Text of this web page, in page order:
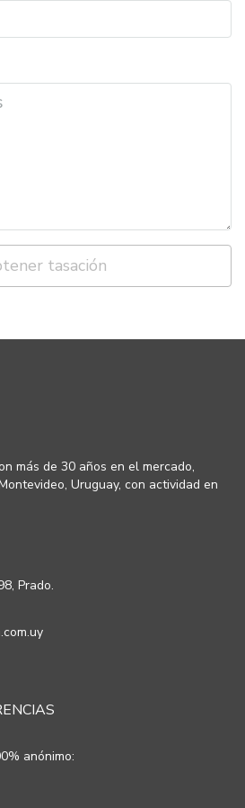
tasación
más de 30 años en el mercado,
Uruguay, con actividad en
Prado.
anónimo: